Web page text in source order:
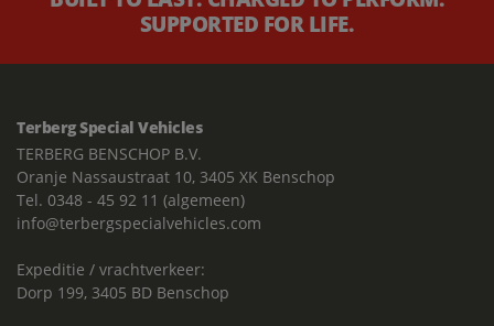
SUPPORTED FOR LIFE.
Terberg Special Vehicles
TERBERG BENSCHOP B.V.
Oranje Nassaustraat 10, 3405 XK Benschop
Tel. 0348 - 45 92 11 (algemeen)
info@terbergspecialvehicles.com
Expeditie / vrachtverkeer:
Dorp 199, 3405 BD Benschop